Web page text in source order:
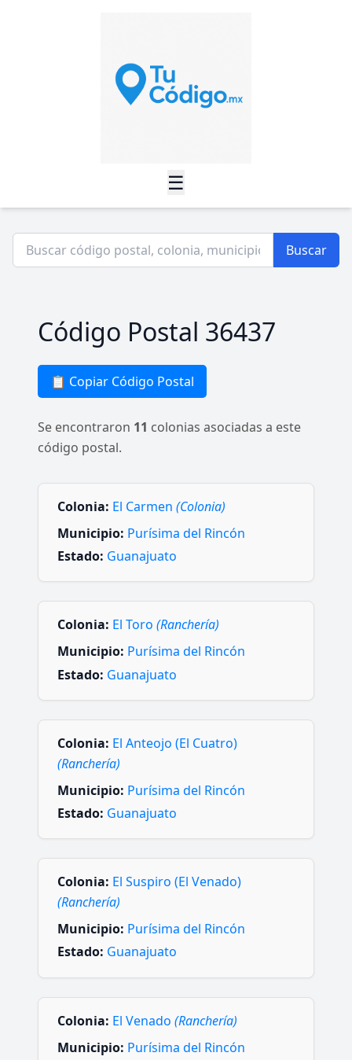
☰
Buscar
Código Postal 36437
📋 Copiar Código Postal
Se encontraron 11 colonias asociadas a este
código postal.
Colonia: El Carmen (Colonia)
Municipio: Purísima del Rincón
Estado: Guanajuato
Colonia: El Toro (Ranchería)
Municipio: Purísima del Rincón
Estado: Guanajuato
Colonia: El Anteojo (El Cuatro)
(Ranchería)
Municipio: Purísima del Rincón
Estado: Guanajuato
Colonia: El Suspiro (El Venado)
(Ranchería)
Municipio: Purísima del Rincón
Estado: Guanajuato
Colonia: El Venado (Ranchería)
Municipio: Purísima del Rincón